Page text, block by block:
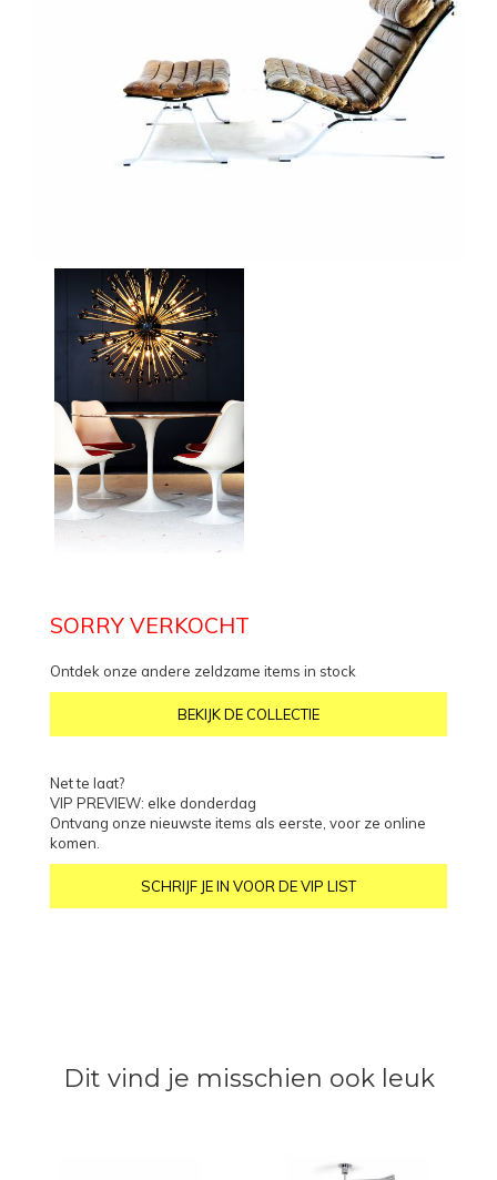
SORRY VERKOCHT
Ontdek onze andere zeldzame items in stock
BEKIJK DE COLLECTIE
Net te laat?
VIP PREVIEW: elke donderdag
Ontvang onze nieuwste items als eerste, voor ze online
komen.
SCHRIJF JE IN VOOR DE VIP LIST
Dit vind je misschien ook leuk